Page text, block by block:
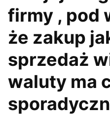
firmy , pod
że zakup
sprzedaż
waluty ma